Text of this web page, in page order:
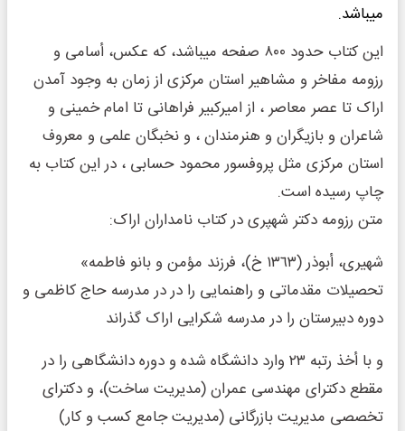
میباشد.
این کتاب حدود ٨٠٠ صفحه میباشد، که عکس، أسامی و
رزومه مفاخر و مشاهیر استان مرکزی از زمان به وجود آمدن
اراک تا عصر معاصر ، از امیرکبیر فراهانی تا امام خمینی و
شاعران و بازیگران و هنرمندان ، و نخبگان علمی و معروف
استان مرکزی مثل پروفسور محمود حسابی ، در این کتاب به
چاپ رسیده است.
متن رزومه دکتر شهپری در کتاب نامداران اراک:
شهیرى، أبوذر (١٣٦٣ خ)، فرزند مؤمن و بانو فاطمه»
تحصیلات مقدماتى و راهنمایى را در در مدرسه حاج کاظمی و
دوره دبیرستان را در مدرسه شکرایی اراک گذراند
و با أخذ رتبه ٢٣ وارد دانشگاه شده و دوره دانشگاهى را در
مقطع دکتراى مهندسى عمران (مدیریت ساخت)، و دکتراى
تخصصى مدیریت بازرگانى (مدیریت جامع کسب و کار)